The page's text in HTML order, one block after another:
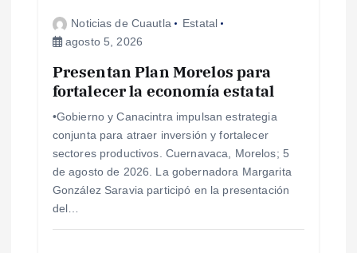
Noticias de Cuautla
Estatal
agosto 5, 2026
Presentan Plan Morelos para
fortalecer la economía estatal
•Gobierno y Canacintra impulsan estrategia
conjunta para atraer inversión y fortalecer
sectores productivos. Cuernavaca, Morelos; 5
de agosto de 2026. La gobernadora Margarita
González Saravia participó en la presentación
del…